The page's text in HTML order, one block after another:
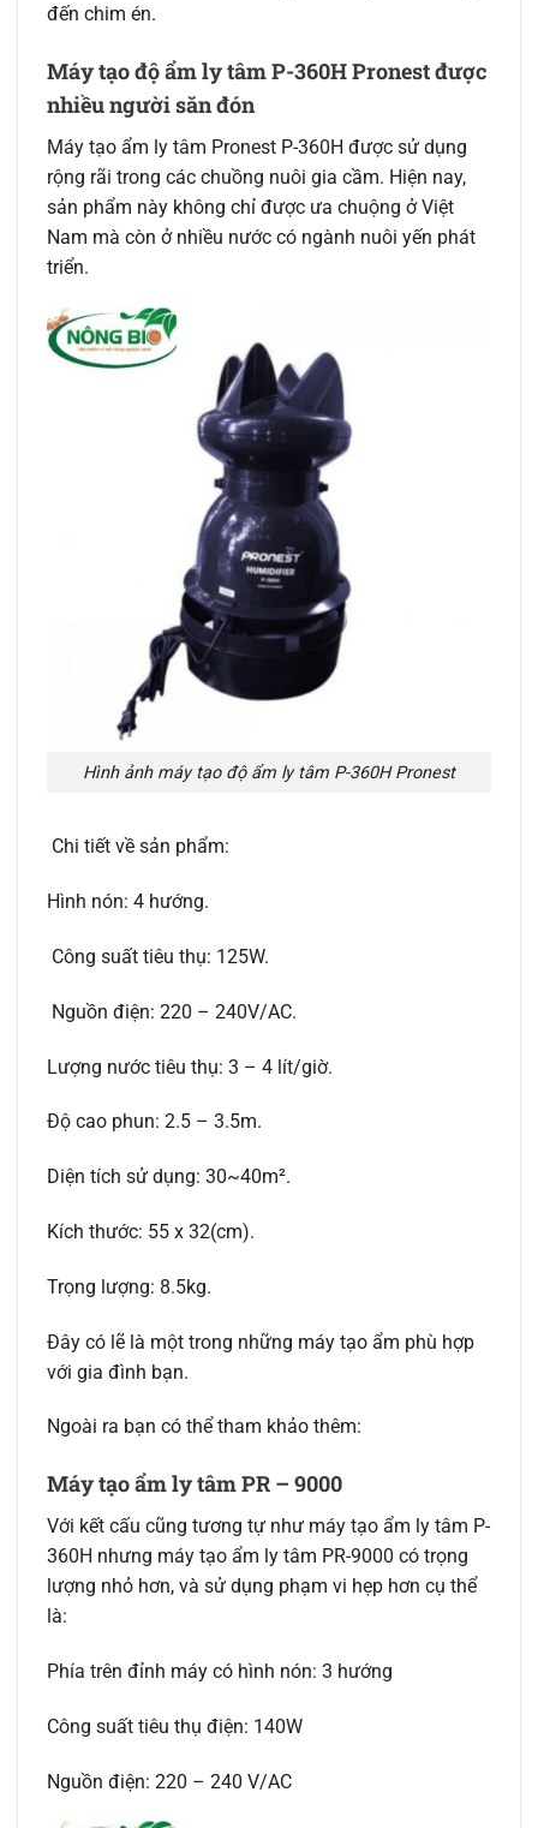
đến chim én.
Máy tạo độ ẩm ly tâm P-360H Pronest được
nhiều người săn đón
Máy tạo ẩm ly tâm Pronest P-360H được sử dụng
rộng rãi trong các chuồng nuôi gia cầm. Hiện nay,
sản phẩm này không chỉ được ưa chuộng ở Việt
Nam mà còn ở nhiều nước có ngành nuôi yến phát
triển.
Hình ảnh máy tạo độ ẩm ly tâm P-360H Pronest
Chi tiết về sản phẩm:
Hình nón: 4 hướng.
Công suất tiêu thụ: 125W.
Nguồn điện: 220 – 240V/AC.
Lượng nước tiêu thụ: 3 – 4 lít/giờ.
Độ cao phun: 2.5 – 3.5m.
Diện tích sử dụng: 30~40m².
Kích thước: 55 x 32(cm).
Trọng lượng: 8.5kg.
Đây có lẽ là một trong những máy tạo ẩm phù hợp
với gia đình bạn.
Ngoài ra bạn có thể tham khảo thêm:
Máy tạo ẩm ly tâm PR – 9000
Với kết cấu cũng tương tự như máy tạo ẩm ly tâm P-
360H nhưng máy tạo ẩm ly tâm PR-9000 có trọng
lượng nhỏ hơn, và sử dụng phạm vi hẹp hơn cụ thể
là:
Phía trên đỉnh máy có hình nón: 3 hướng
Công suất tiêu thụ điện: 140W
Nguồn điện: 220 – 240 V/AC